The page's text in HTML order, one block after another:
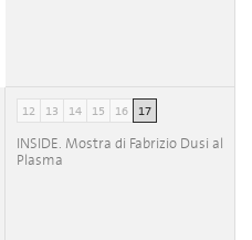
12 13 14 15 16 17
INSIDE. Mostra di Fabrizio Dusi al
Plasma